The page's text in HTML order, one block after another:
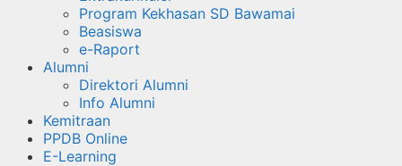
Program Kekhasan SD Bawamai
Beasiswa
e-Raport
Alumni
Direktori Alumni
Info Alumni
Kemitraan
PPDB Online
E-Learning